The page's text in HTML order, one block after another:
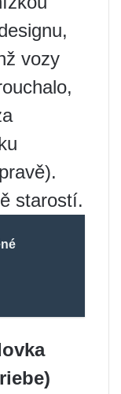
vozy
starostí.